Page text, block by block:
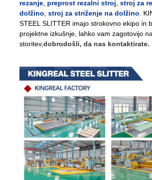
rezanje preprost rezalni stroj stroj za
dolžino stroj za striženje na dolžino .
STEEL SLITTER imajo strokovno ekipo in
projektne izkušnje, lahko vam zagotovijo
storitev,dobrodošli, da nas kontaktirate.